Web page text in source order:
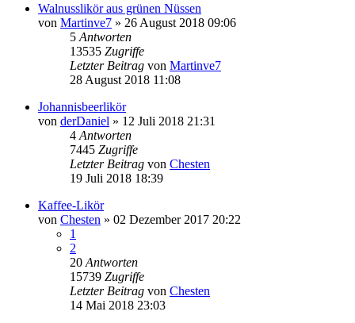
Walnusslikör aus grünen Nüssen
von Martinve7 » 26 August 2018 09:06
5 Antworten
13535 Zugriffe
Letzter Beitrag von Martinve7
28 August 2018 11:08
Johannisbeerlikör
von derDaniel » 12 Juli 2018 21:31
4 Antworten
7445 Zugriffe
Letzter Beitrag von Chesten
19 Juli 2018 18:39
Kaffee-Likör
von Chesten » 02 Dezember 2017 20:22
1
2
20 Antworten
15739 Zugriffe
Letzter Beitrag von Chesten
14 Mai 2018 23:03